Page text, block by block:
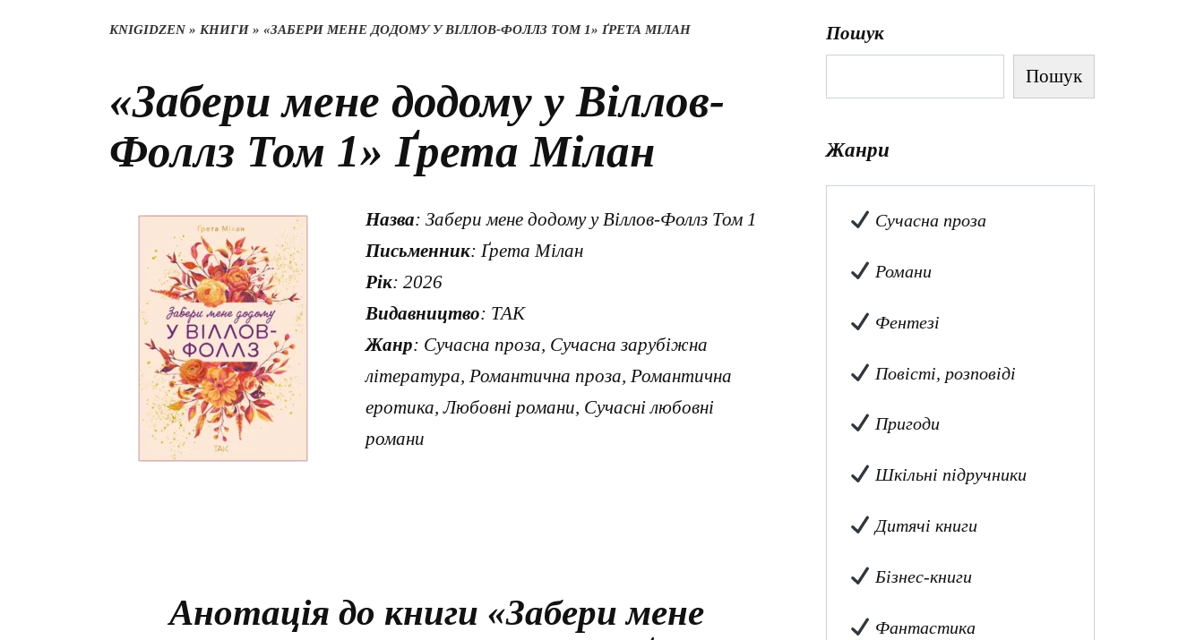
KNIGIDZEN» КНИГИ » «ЗАБЕРИ МЕНЕ ДОДОМУ У ВІЛЛОВ-ФОЛЛЗ ТОМ 1» ҐРЕТА МІЛАН
«Забери мене додому у Віллов-
Фоллз Том 1» Ґрета Мілан
Назва: Забери мене додому у Віллов-Фоллз Том 1
Письменник: Ґрета Мілан
Рік: 2026
Видавництво: ТАК
Жанр: Сучасна проза, Сучасна зарубіжна
література, Романтична проза, Романтична
еротика, Любовні романи, Сучасні любовні
романи
Анотація до книги «Забери мене
Пошук
Пошук
Жанри
Сучасна проза
Романи
Фентезі
Повісті, розповіді
Пригоди
Шкільні підручники
Дитячі книги
Бізнес-книги
Фантастика